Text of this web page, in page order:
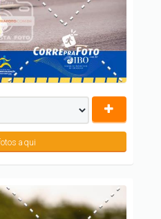
aqui